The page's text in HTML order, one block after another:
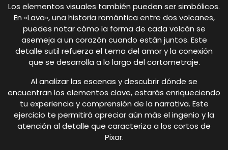
Los elementos visuales también pueden ser simbólicos.
En «Lava», una historia romántica entre dos volcanes,
puedes notar cómo la forma de cada volcán se
asemeja a un corazón cuando están juntos. Este
detalle sutil refuerza el tema del amor y la conexión
que se desarrolla a lo largo del cortometraje.
Al analizar las escenas y descubrir dónde se
encuentran los elementos clave, estarás enriqueciendo
tu experiencia y comprensión de la narrativa. Este
ejercicio te permitirá apreciar aún más el ingenio y la
atención al detalle que caracteriza a los cortos de
Pixar.